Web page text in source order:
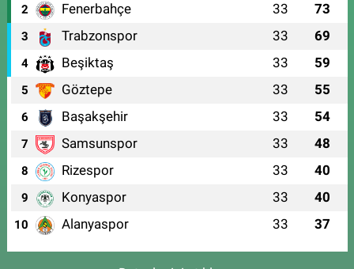
2 Fenerbahçe 33 73
3 Trabzonspor 33 69
4 Beşiktaş 33 59
5 Göztepe 33 55
6 Başakşehir 33 54
7 Samsunspor 33 48
8 Rizespor 33 40
9 Konyaspor 33 40
10 Alanyaspor 33 37